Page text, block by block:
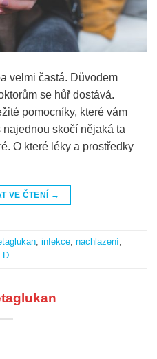
velmi častá. Důvodem
se hůř dostává.
pomocníky, které vám
skočí nějaká ta
O které léky a prostředky
VE ČTENÍ →
, infekce, nachlazení,
D